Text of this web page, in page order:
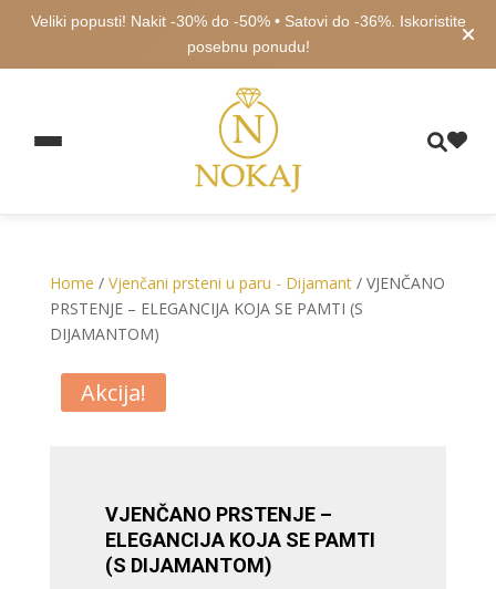
Veliki popusti! Nakit -30% do -50% • Satovi do -36%. Iskoristite
posebnu ponudu!
Home / Vjenčani prsteni u paru - Dijamant/ VJENČANO
PRSTENJE – ELEGANCIJA KOJA SE PAMTI (S
DIJAMANTOM)
Akcija!
VJENČANO PRSTENJE –
ELEGANCIJA KOJA SE PAMTI
(S DIJAMANTOM)